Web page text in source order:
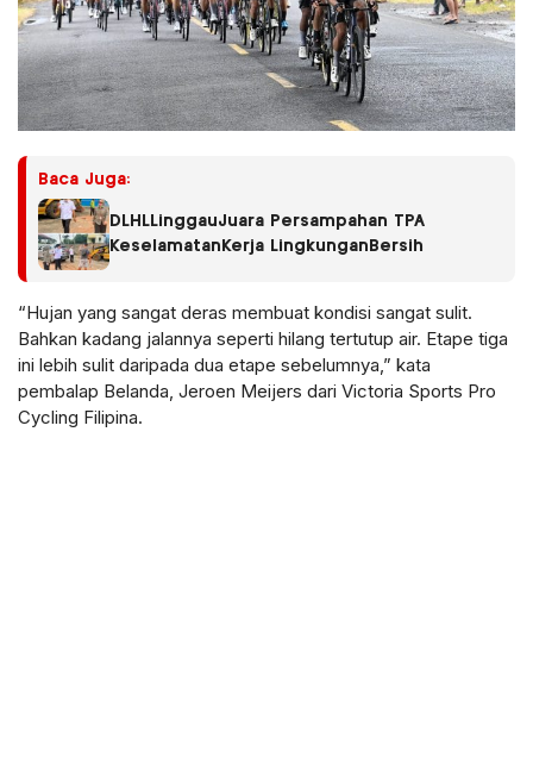
Baca Juga:
DLHLLinggauJuara Persampahan TPA
KeselamatanKerja LingkunganBersih
“Hujan yang sangat deras membuat kondisi sangat sulit.
Bahkan kadang jalannya seperti hilang tertutup air. Etape tiga
ini lebih sulit daripada dua etape sebelumnya,” kata
pembalap Belanda, Jeroen Meijers dari Victoria Sports Pro
Cycling Filipina.